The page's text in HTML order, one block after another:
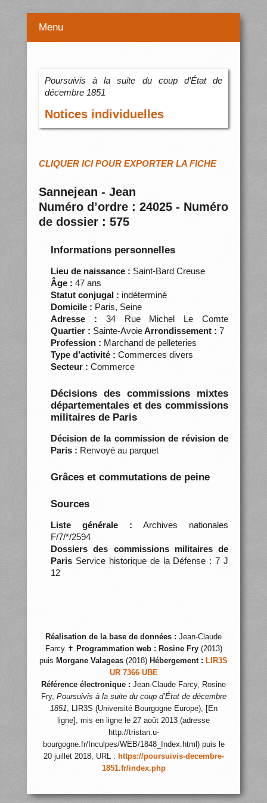
Menu
Poursuivis à la suite du coup d’État de
décembre 1851
Notices individuelles
CLIQUER ICI POUR EXPORTER LA FICHE
Sannejean - Jean
Numéro d’ordre : 24025 - Numéro
de dossier : 575
Informations personnelles
Lieu de naissance : Saint-Bard Creuse
Âge : 47 ans
Statut conjugal : indéterminé
Domicile : Paris, Seine
Adresse : 34 Rue Michel Le Comte
Quartier : Sainte-AvoieArrondissement : 7
Profession : Marchand de pelleteries
Type d’activité : Commerces divers
Secteur : Commerce
Décisions des commissions mixtes
départementales et des commissions
militaires de Paris
Décision de la commission de révision de
Paris : Renvoyé au parquet
Grâces et commutations de peine
Sources
Liste générale : Archives nationales
F/7/*/2594
Dossiers des commissions militaires de
ParisService historique de la Défense : 7 J
12
Réalisation de la base de données : Jean-Claude
Farcy ✝ Programmation web : Rosine Fry(2013)
puis Morgane Valageas (2018) Hébergement : LIR3S
UR 7366 UBE
Référence électronique : Jean-Claude Farcy, Rosine
Fry, Poursuivis à la suite du coup d’État de décembre
1851, LIR3S (Université Bourgogne Europe), [En
ligne], mis en ligne le 27 août 2013 (adresse
http://tristan.u-
bourgogne.fr/Inculpes/WEB/1848_Index.html) puis le
20 juillet 2018, URL : https://poursuivis-decembre-
1851.fr/index.php